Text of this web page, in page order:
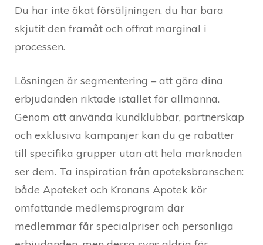
Du har inte ökat försäljningen, du har bara
skjutit den framåt och offrat marginal i
processen.
Lösningen är segmentering – att göra dina
erbjudanden riktade istället för allmänna.
Genom att använda kundklubbar, partnerskap
och exklusiva kampanjer kan du ge rabatter
till specifika grupper utan att hela marknaden
ser dem. Ta inspiration från apoteksbranschen:
både Apoteket och Kronans Apotek kör
omfattande medlemsprogram där
medlemmar får specialpriser och personliga